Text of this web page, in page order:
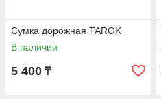
Сумка дорожная TAROK
В наличии
5 400 ₸